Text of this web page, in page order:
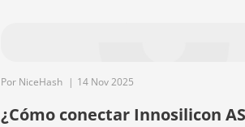
Por NiceHash | 14 Nov 2025
¿Cómo conectar Innosilicon